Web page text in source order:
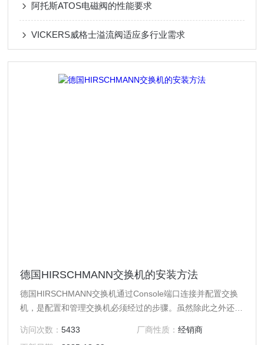
阿托斯ATOS电磁阀的性能要求
VICKERS威格士溢流阀适应多行业需求
德国HIRSCHMANN交换机的安装方法
德国HIRSCHMANN交换机通过Console端口连接并配置交换
机，是配置和管理交换机必须经过的步骤。虽然除此之外还有
式等)，但是，这些方式必须依靠通过Console端口进行幕本配
访问次数：5433 厂商性质： 经销商